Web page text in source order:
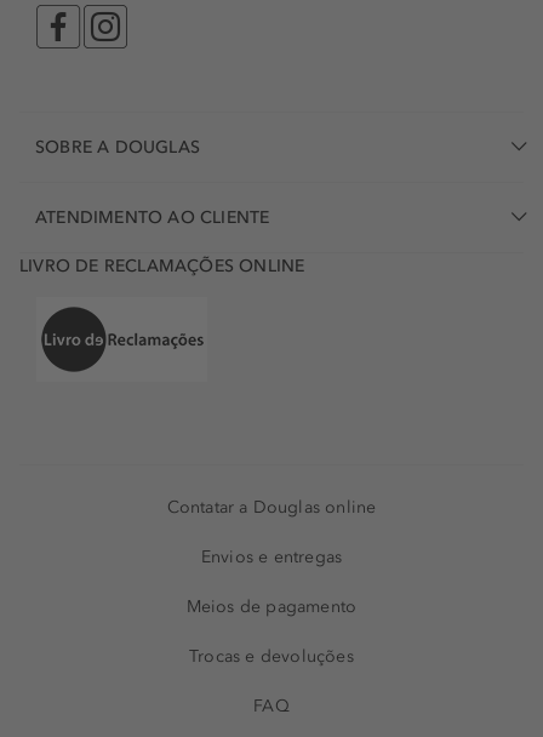
SOBRE A DOUGLAS
ATENDIMENTO AO CLIENTE
LIVRO DE RECLAMAÇÕES ONLINE
Contatar a Douglas online
Envios e entregas
Meios de pagamento
Trocas e devoluções
FAQ